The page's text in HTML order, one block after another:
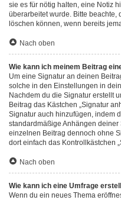
sie es für nötig halten, eine Notiz
überarbeitet wurde. Bitte beachte,
löschen können, wenn bereits
Nach oben
Wie kann ich meinem Beitrag
Um eine Signatur an deinen
solche in den Einstellungen in
Nachdem du die Signatur erstellt
Beitrag das Kästchen „Signatur
Signatur auch hinzufügen, indem
standardmäßige Anhängen
einzelnen Beitrag dennoch ohne
dort einfach das Kontrollkästchen
Nach oben
Wie kann ich eine Umfrage
Wenn du ein neues Thema